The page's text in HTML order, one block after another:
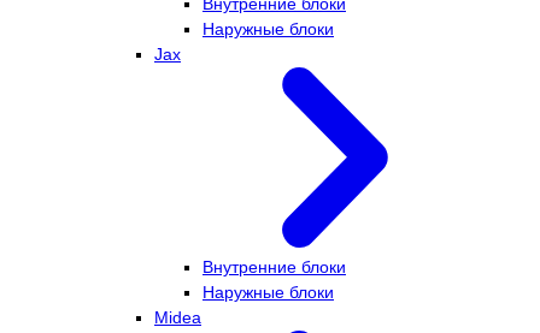
Внутренние блоки
Наружные блоки
Jax
Внутренние блоки
Наружные блоки
Midea